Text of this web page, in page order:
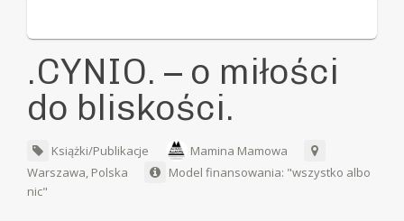
.CYNIO. – o miłości
do bliskości.
Książki/Publikacje
Mamina Mamowa
Warszawa, Polska
Model finansowania: "wszystko albo
nic"